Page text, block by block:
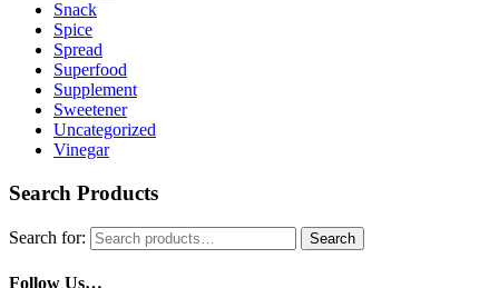
Snack
Spice
Spread
Superfood
Supplement
Sweetener
Uncategorized
Vinegar
Search Products
Search for: Search
Follow Us…